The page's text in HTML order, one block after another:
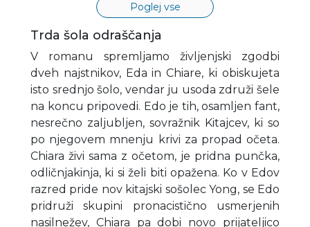
Poglej vse
Trda šola odraščanja
V romanu spremljamo življenjski zgodbi
dveh najstnikov, Eda in Chiare, ki obiskujeta
isto srednjo šolo, vendar ju usoda združi šele
na koncu pripovedi. Edo je tih, osamljen fant,
nesrečno zaljubljen, sovražnik Kitajcev, ki so
po njegovem mnenju krivi za propad očeta.
Chiara živi sama z očetom, je pridna punčka,
odličnjakinja, ki si želi biti opažena. Ko v Edov
razred pride nov kitajski sošolec Yong, se Edo
pridruži skupini pronacistično usmerjenih
nasilnežev, Chiara pa dobi novo prijateljico